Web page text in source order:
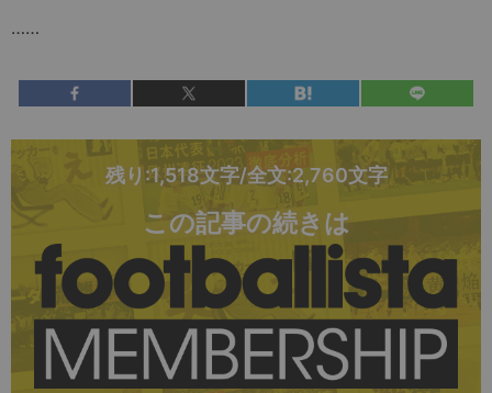
……
残り:1,518文字/全文:2,760文字
この記事の続きは